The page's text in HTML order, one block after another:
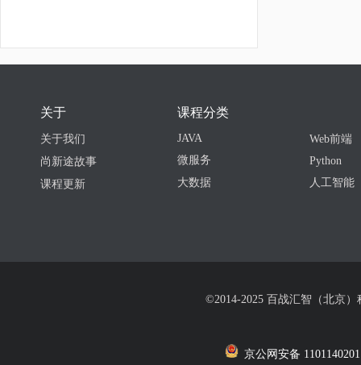
关于
关于我们
尚新途故事
课程更新
课程分类
JAVA
微服务
大数据
Web前端
Python
人工智能
©2014-2025 百战汇智（北京
京公网安备